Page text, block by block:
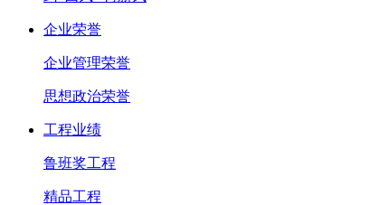
企业荣誉
企业管理荣誉
思想政治荣誉
工程业绩
鲁班奖工程
精品工程